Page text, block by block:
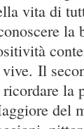
vita di
la
Il
la
del